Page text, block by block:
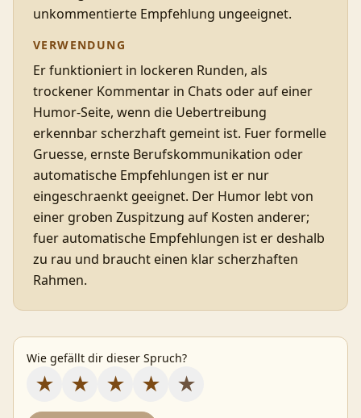
unkommentierte Empfehlung ungeeignet.
VERWENDUNG
Er funktioniert in lockeren Runden, als
trockener Kommentar in Chats oder auf einer
Humor-Seite, wenn die Uebertreibung
erkennbar scherzhaft gemeint ist. Fuer formelle
Gruesse, ernste Berufskommunikation oder
automatische Empfehlungen ist er nur
eingeschraenkt geeignet. Der Humor lebt von
einer groben Zuspitzung auf Kosten anderer;
fuer automatische Empfehlungen ist er deshalb
zu rau und braucht einen klar scherzhaften
Rahmen.
Wie gefällt dir dieser Spruch?
★ ★ ★ ★ ★